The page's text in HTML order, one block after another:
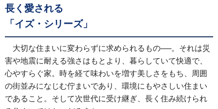
長く愛される
「イズ・シリーズ」
大切な住まいに変わらずに求められるもの──。それは災
害や地震に耐える強さはもとより、暮らしていて快適で、
心やすらぐ家。時を経て味わいを増す美しさをもち、周囲
の街並みになじむ佇まいであり、環境にもやさしい住まい
であること。そして次世代に受け継ぎ、長く住み続けられ